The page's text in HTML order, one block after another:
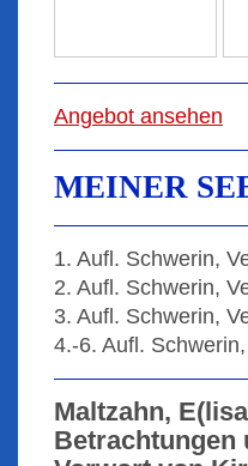
Angebot ansehen
MEINER
1. Aufl. Schwerin,
2. Aufl. Schwerin,
3. Aufl. Schwerin,
4.-6. Aufl.
Maltzahn,
Betrachtungen